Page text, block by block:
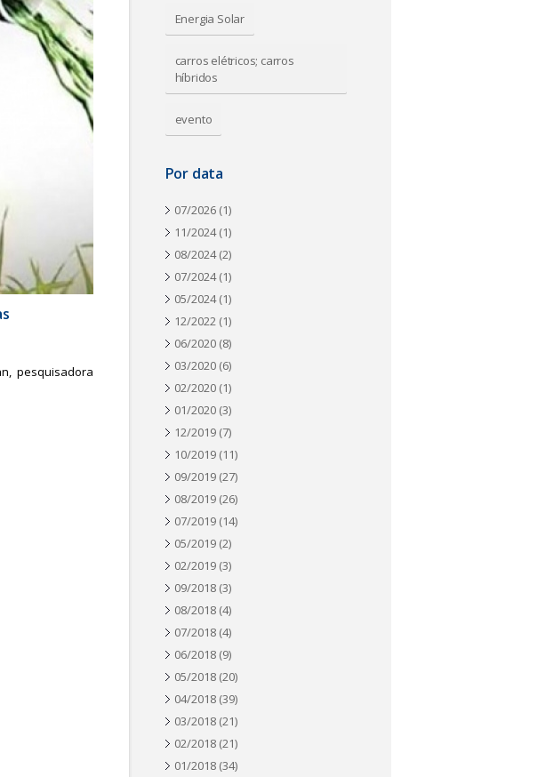
pesquisadora
Energia Solar
carros elétricos; carros
híbridos
evento
Por data
07/2026(1)
11/2024(1)
08/2024(2)
07/2024(1)
05/2024(1)
12/2022(1)
06/2020(8)
03/2020(6)
02/2020(1)
01/2020(3)
12/2019(7)
10/2019(11)
09/2019(27)
08/2019(26)
07/2019(14)
05/2019(2)
02/2019(3)
09/2018(3)
08/2018(4)
07/2018(4)
06/2018(9)
05/2018(20)
04/2018(39)
03/2018(21)
02/2018(21)
01/2018(34)